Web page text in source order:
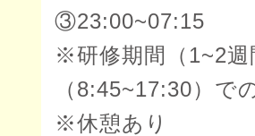
③23:00~07:15
※研修期間（1~2週
（8:45~17:30）で
※休憩あり